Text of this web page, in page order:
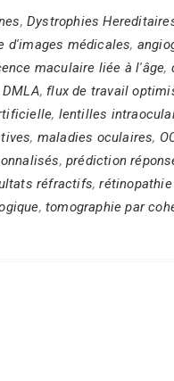
,Dystrophies
d'images médicales,
maculaire liée à l'âge,
DMLA, flux de travail
, lentilles
, maladies oculaires,
,prédiction
réfractifs,
,tomographie par